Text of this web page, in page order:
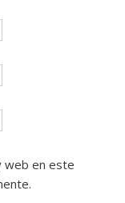
web en este